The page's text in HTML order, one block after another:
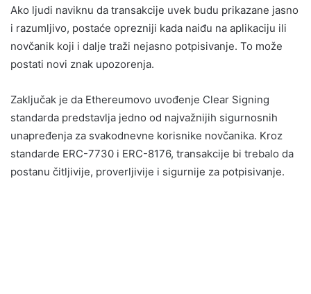
Ako ljudi naviknu da transakcije uvek budu prikazane jasno
i razumljivo, postaće oprezniji kada naiđu na aplikaciju ili
novčanik koji i dalje traži nejasno potpisivanje. To može
postati novi znak upozorenja.
Zaključak je da Ethereumovo uvođenje Clear Signing
standarda predstavlja jedno od najvažnijih sigurnosnih
unapređenja za svakodnevne korisnike novčanika. Kroz
standarde ERC-7730 i ERC-8176, transakcije bi trebalo da
postanu čitljivije, proverljivije i sigurnije za potpisivanje.